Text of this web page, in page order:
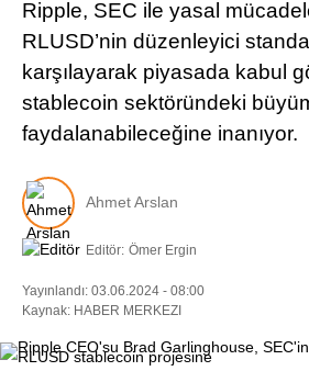
Ripple, SEC ile yasal
RLUSD’nin düzenleyici
karşılayarak piyasada kabul
stablecoin sektöründeki
faydalanabileceğine inanıyor.
Ahmet Arslan
Editör: Ömer Ergin
Yayınlandı: 03.06.2024 - 08:00
Kaynak: HABER MERKEZI